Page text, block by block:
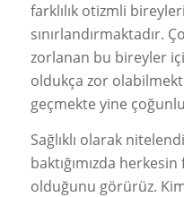
farklılık otizmli
sınırlandırmaktadır.
zorlanan bu bireyler
oldukça zor
geçmekte yine
Sağlıklı olarak
baktığımızda
olduğunu görürüz.